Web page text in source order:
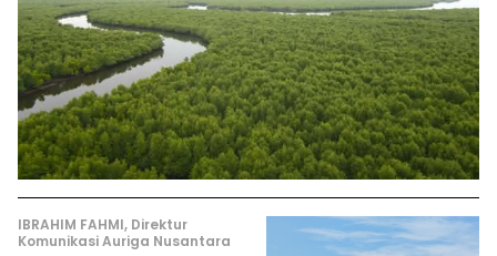
IBRAHIM FAHMI, Direktur
Komunikasi Auriga Nusantara